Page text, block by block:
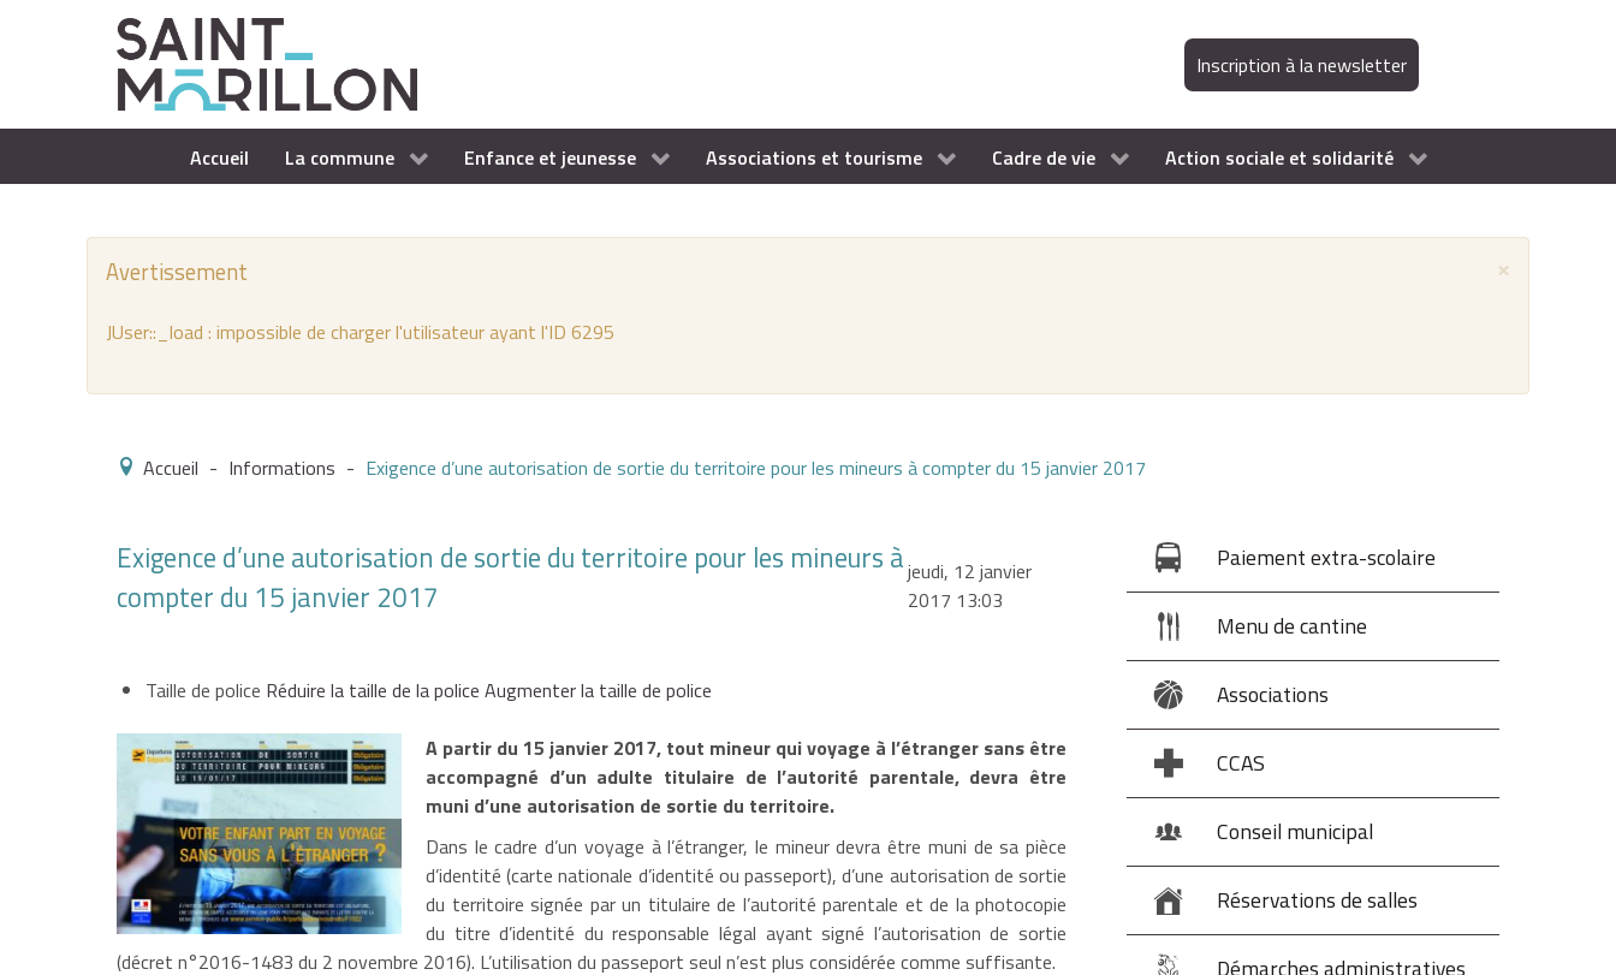
Inscription à la newsletter
Accueil La commune Enfance et jeunesse Associations et tourisme Cadre de vie Action sociale et solidarité
×
Avertissement
JUser::_load : impossible de charger l'utilisateur ayant l'ID 6295
Accueil - Informations - Exigence d’une autorisation de sortie du territoire pour les mineurs à compter du 15 janvier 2017
jeudi, 12 janvier
2017 13:03
Exigence d’une autorisation de sortie du territoire pour les mineurs à
compter du 15 janvier 2017
Taille de police Réduire la taille de la police Augmenter la taille de police
A partir du 15 janvier 2017, tout mineur qui voyage à l’étranger sans être
accompagné d’un adulte titulaire de l’autorité parentale, devra être
muni d’une autorisation de sortie du territoire.
Dans le cadre d’un voyage à l’étranger, le mineur devra être muni de sa pièce
d’identité (carte nationale d’identité ou passeport), d’une autorisation de sortie
du territoire signée par un titulaire de l’autorité parentale et de la photocopie
du titre d’identité du responsable légal ayant signé l’autorisation de sortie
(décret n°2016-1483 du 2 novembre 2016). L’utilisation du passeport seul n’est plus considérée comme suffisante.
Paiement extra-scolaire
Menu de cantine
Associations
CCAS
Conseil municipal
Réservations de salles